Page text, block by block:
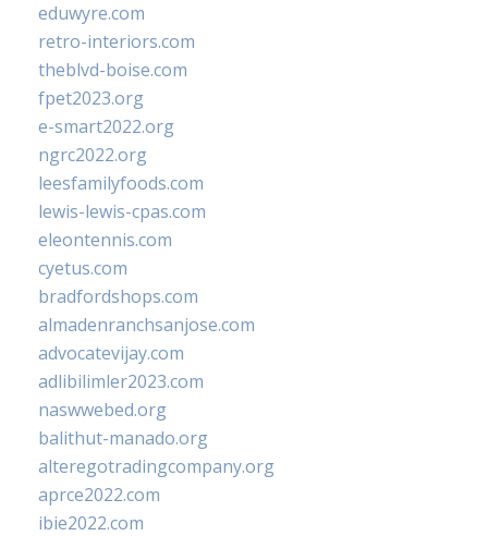
eduwyre.com
retro-interiors.com
theblvd-boise.com
fpet2023.org
e-smart2022.org
ngrc2022.org
leesfamilyfoods.com
lewis-lewis-cpas.com
eleontennis.com
cyetus.com
bradfordshops.com
almadenranchsanjose.com
advocatevijay.com
adlibilimler2023.com
naswwebed.org
balithut-manado.org
alteregotradingcompany.org
aprce2022.com
ibie2022.com